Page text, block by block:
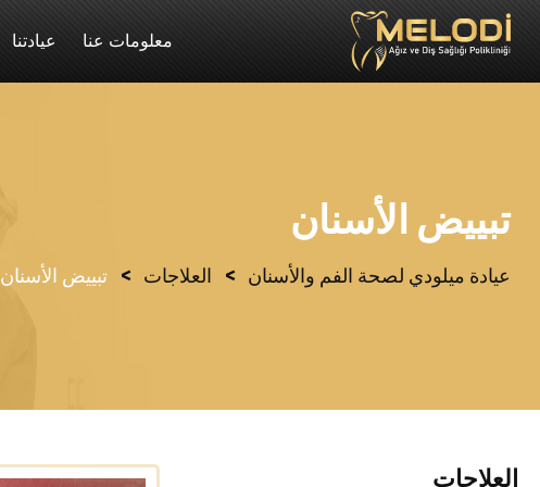
معلومات عنا عيادتنا
تبييض الأسنان
عيادة ميلودي لصحة الفم والأسنان > العلاجات > تبييض الأسنان
العلاجات